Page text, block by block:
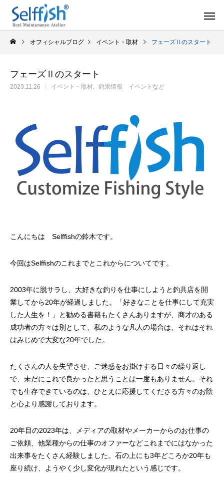
2024.06.23
シマノ バンタム1000SGの1年点検
2025.02.26
ダイワ スパルタン
ール
2024.10.31
オフィシャルブログ イベント・取材 フェーズⅡのスタート
フェーズⅡのスタート
2023.11.26 イベント・取材 釣果情報 イベントなど
こんにちは Selffishの鈴木です。
今回はSelffishのこれまでとこれからについてです。
2003年に脱サラし、大好きな釣りを仕事にしようと釣具店を開
業してから20年が経過しました。「好きなことを仕事にして充実
した人生を！」と勧める書籍もたくさんありますが、商才のある
成功者の方々は別として、私のような凡人の場合は、それはそれ
はみじめで大変な20年でした。
たくさんの人を失望させ、ご迷惑をお掛けする日々の繰り返し
で、未だにこれで良かったと思うことは一度もありません。それ
でも生存できているのは、ひとえに応援してくださる方々のお陰
と心より感謝しております。
20年目の2023年は、メディアの取材やメーカーからのお仕事の
ご依頼、他業種からの仕事のオファーなどこれまでにはなかった
出来事をたくさん経験しました。石の上にも3年どころか20年も
座り続け、ようやく少し変化が現れたという感じです。